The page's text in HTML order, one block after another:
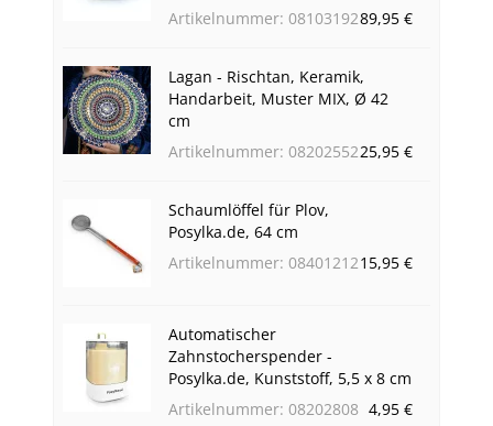
Artikelnummer: 0810319289,95 €
Lagan - Risсhtan, Keramik,
Handarbeit, Muster MIX, Ø 42
cm
Artikelnummer: 0820255225,95 €
Schaumlöffel für Plov,
Posylka.de, 64 cm
Artikelnummer: 0840121215,95 €
Automatischer
Zahnstocherspender -
Posylka.de, Kunststoff, 5,5 x 8 cm
Artikelnummer: 08202808 4,95 €